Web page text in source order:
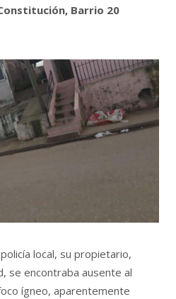
Barrio 20
local, su propietario,
se encontraba ausente al
ígneo, aparentemente